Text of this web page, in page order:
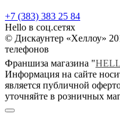
+7 (383) 383 25 84
Hello в соц.сетях
© Дискаунтер «Хеллоу»
телефонов
Франшиза магазина "
Информация на сайте
является публичной
уточняйте в розничных